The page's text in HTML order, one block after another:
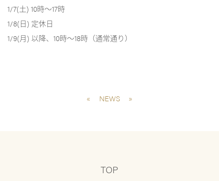
1/7(土) 10時～17時
1/8(日) 定休日
1/9(月) 以降、10時～18時（通常通り）
« NEWS »
TOP